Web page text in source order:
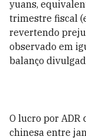
yuans,
trimestre fiscal
revertendo
observado em
balanço
O lucro por
chinesa entre